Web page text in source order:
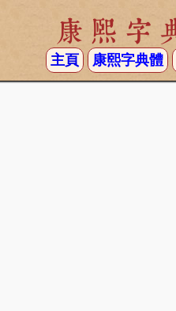
康熙字
主頁 康熙字典體